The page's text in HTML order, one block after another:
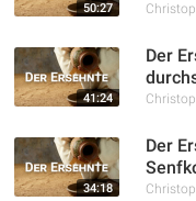
50:27
41:24
Der
34:18
Der